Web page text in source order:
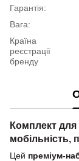
Гарантія:
Вага:
Країна
реєстрації
бренду
Комплект
мобільність,
Цей преміум-